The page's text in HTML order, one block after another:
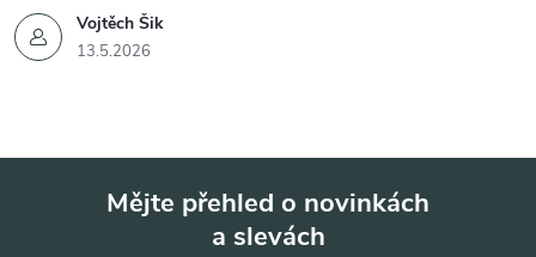
Vojtěch Šik
13.5.2026
Mějte přehled o novinkách
a slevách